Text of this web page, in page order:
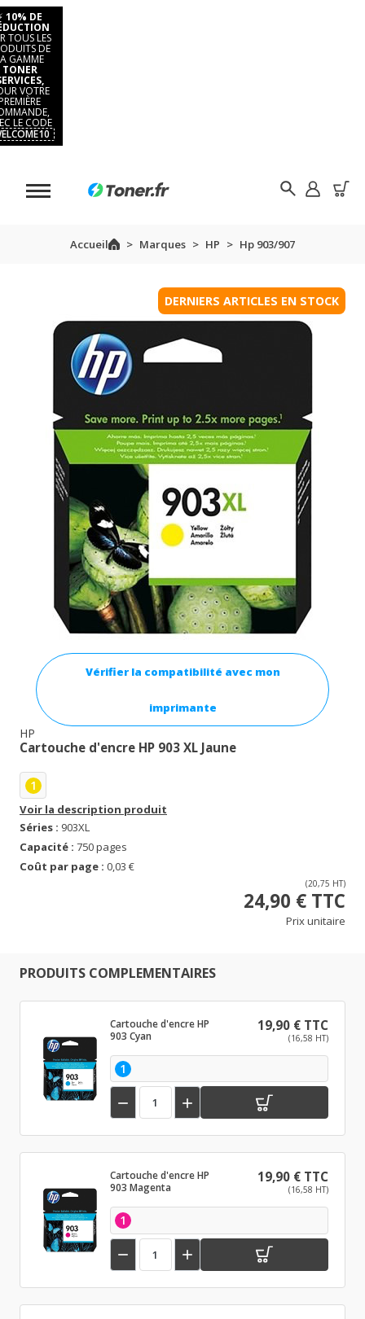
10% DE
TOUS LES
DE
GAMME
TONER
VOTRE
LE CODE
Accueil Marques HP Hp 903/907
DERNIERS ARTICLES EN STOCK
Vérifier la compatibilité avec mon
imprimante
HP
Cartouche d'encre HP 903 XL Jaune
1
Voir la description produit
Séries : 903XL
Capacité : 750 pages
Coût par page : 0,03 €
(20,75 HT)
24,90 € TTC
Prix unitaire
PRODUITS COMPLEMENTAIRES
Cartouche d'encre HP
903 Cyan
19,90 € TTC
(16,58 HT)
1
 
Cartouche d'encre HP
903 Magenta
19,90 € TTC
(16,58 HT)
1
 